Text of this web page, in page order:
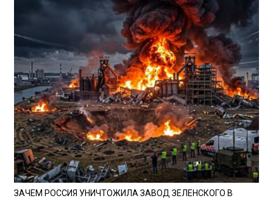
ЗАЧЕМ РОССИЯ УНИЧТОЖИЛА ЗАВОД ЗЕЛЕНСКОГО В